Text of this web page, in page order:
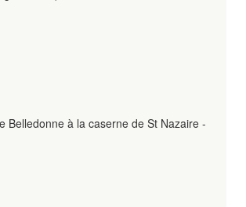
Belledonne à la caserne de St Nazaire -